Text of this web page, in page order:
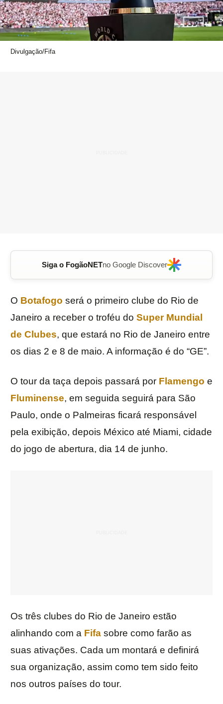
Divulgação/Fifa
Siga o FogãoNETno Google Discover
O Botafogo será o primeiro clube do Rio de
Janeiro a receber o troféu do Super Mundial
de Clubes, que estará no Rio de Janeiro entre
os dias 2 e 8 de maio. A informação é do “GE”.
O tour da taça depois passará por Flamengo e
Fluminense, em seguida seguirá para São
Paulo, onde o Palmeiras ficará responsável
pela exibição, depois México até Miami, cidade
do jogo de abertura, dia 14 de junho.
Os três clubes do Rio de Janeiro estão
alinhando com a Fifa sobre como farão as
suas ativações. Cada um montará e definirá
sua organização, assim como tem sido feito
nos outros países do tour.